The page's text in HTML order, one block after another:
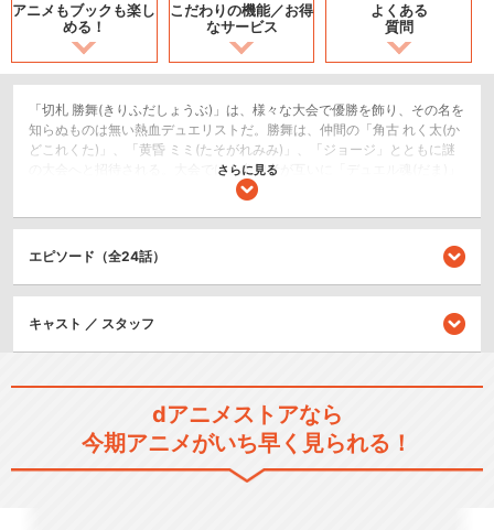
アニメもブックも楽し
める！
こだわりの機能／お得
なサービス
よくある
質問
「切札 勝舞(きりふだしょうぶ)」は、様々な大会で優勝を飾り、その名を
知らぬものは無い熱血デュエリストだ。勝舞は、仲間の「角古 れく太(か
どこれくた)」、「黄昏 ミミ(たそがれみみ)」、「ジョージ」とともに謎
の大会へと招待される。大会では、参加者が互いに「デュエル魂(だま)」
という玉を奪い合う、壮絶なデュエルが待ち構えていた。最強のライバ
に「日本一のデュエリストを決める大会」への参加者に選ばれる。一体
どんな強敵が待ち受けているのか！？
シリーズ／関連のアニメ作品
デュエル・マスターズ
さらに見る
エピソード（全24話）
キャスト ／ スタッフ
dアニメストアなら
今期アニメがいち早く見られる！